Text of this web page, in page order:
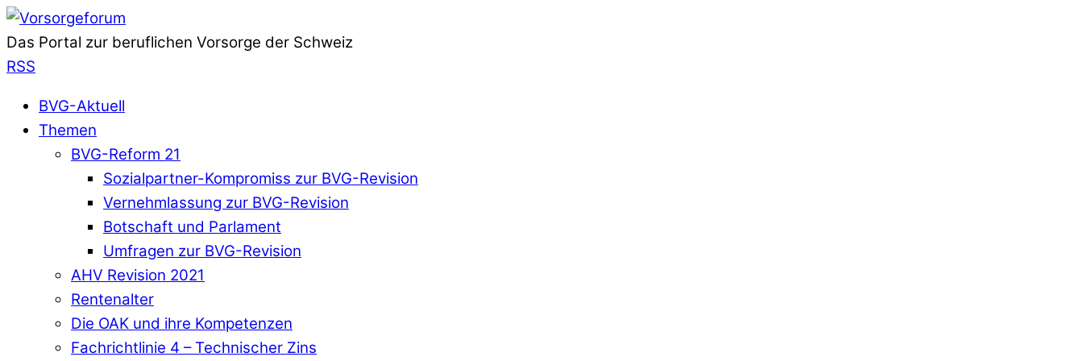
Das Portal zur beruflichen Vorsorge der Schweiz
RSS
BVG-Aktuell
Themen
BVG-Reform 21
Sozialpartner-Kompromiss zur BVG-Revision
Vernehmlassung zur BVG-Revision
Botschaft und Parlament
Umfragen zur BVG-Revision
AHV Revision 2021
Rentenalter
Die OAK und ihre Kompetenzen
Fachrichtlinie 4 – Technischer Zins